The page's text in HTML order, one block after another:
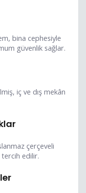
bina cephesiyle
güvenlik sağlar.
iç ve dış mekân
çerçeveli
edilir.